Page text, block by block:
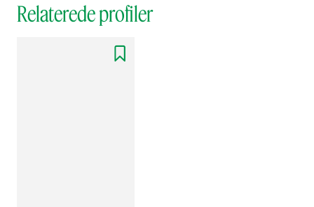
Relaterede profiler
